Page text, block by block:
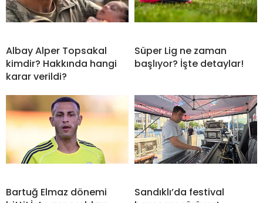
Albay Alper Topsakal
kimdir? Hakkında hangi
karar verildi?
Süper Lig ne zaman
başlıyor? İşte detaylar!
Bartuğ Elmaz dönemi
Sandıklı’da festival